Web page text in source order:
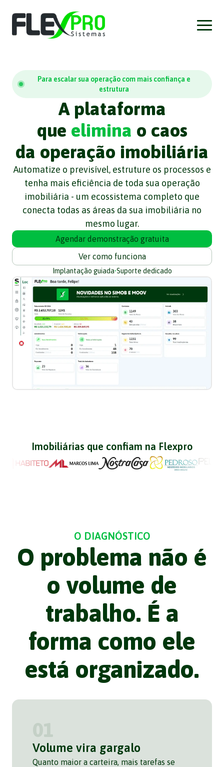
Para escalar sua operação com mais confiança e
estrutura
A plataforma
que elimina o caos
da operação imobiliária
Automatize o previsível, estruture os processos e
tenha mais eficiência de toda sua operação
imobiliária - um ecossistema completo que
conecta todas as áreas da sua imobiliária no
mesmo lugar.
Agendar demonstração gratuita
Ver como funciona
Implantação guiada•Suporte dedicado
Imobiliárias que confiam na Flexpro
O DIAGNÓSTICO
O problema não é
o volume de
trabalho. É a
forma como ele
está organizado.
Volume vira gargalo
Quanto maior a carteira, mais tarefas se